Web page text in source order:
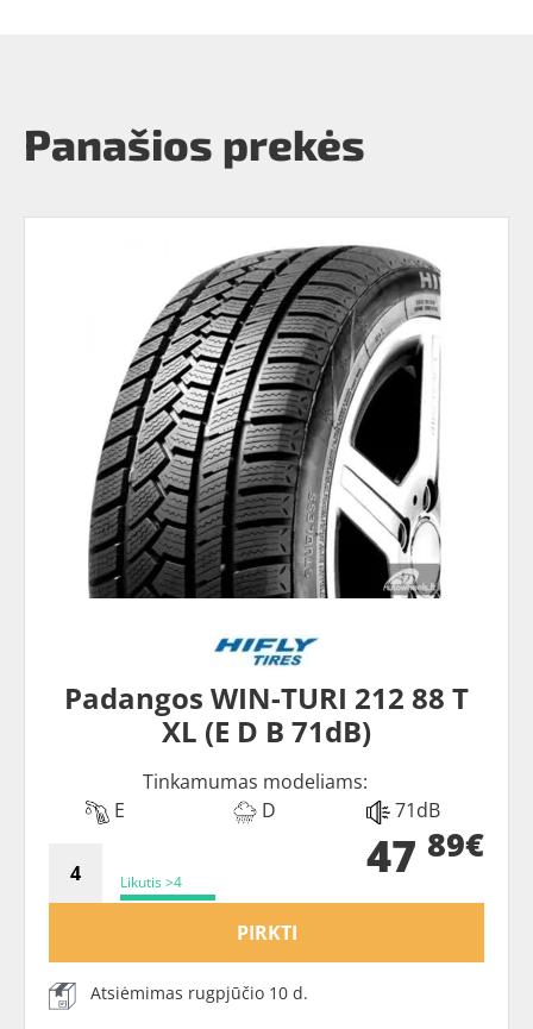
Panašios prekės
Padangos WIN-TURI 212 88 T
XL (E D B 71dB)
Tinkamumas modeliams:
E
D 71dB
Likutis >4 47 89€
PIRKTI
Atsiėmimas rugpjūčio 10 d.